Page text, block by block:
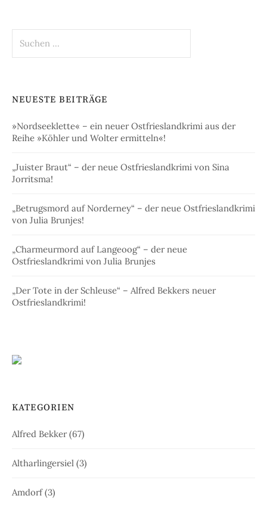
nach:
NEUESTE BEITRÄGE
»Nordseeklette« – ein neuer Ostfrieslandkrimi aus der
Reihe »Köhler und Wolter ermitteln«!
„Juister Braut“ – der neue Ostfrieslandkrimi von Sina
Jorritsma!
„Betrugsmord auf Norderney“ – der neue Ostfrieslandkrimi
von Julia Brunjes!
„Charmeurmord auf Langeoog“ – der neue
Ostfrieslandkrimi von Julia Brunjes
„Der Tote in der Schleuse“ – Alfred Bekkers neuer
Ostfrieslandkrimi!
KATEGORIEN
Alfred Bekker(67)
Altharlingersiel (3)
Amdorf(3)